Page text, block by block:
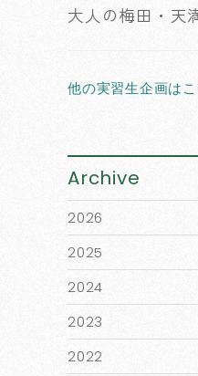
大人の梅田・天
他の実習生企画はこ
Archive
2026
2025
2024
2023
2022